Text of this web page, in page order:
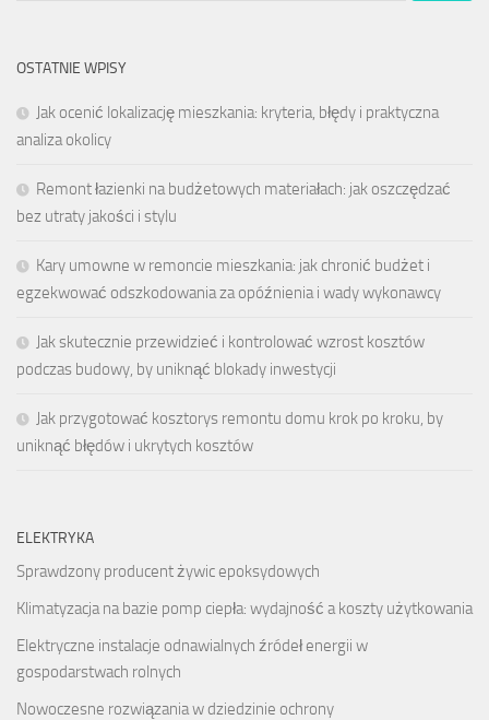
OSTATNIE WPISY
Jak ocenić lokalizację mieszkania: kryteria, błędy i praktyczna
analiza okolicy
Remont łazienki na budżetowych materiałach: jak oszczędzać
bez utraty jakości i stylu
Kary umowne w remoncie mieszkania: jak chronić budżet i
egzekwować odszkodowania za opóźnienia i wady wykonawcy
Jak skutecznie przewidzieć i kontrolować wzrost kosztów
podczas budowy, by uniknąć blokady inwestycji
Jak przygotować kosztorys remontu domu krok po kroku, by
uniknąć błędów i ukrytych kosztów
ELEKTRYKA
Sprawdzony producent żywic epoksydowych
Klimatyzacja na bazie pomp ciepła: wydajność a koszty użytkowania
Elektryczne instalacje odnawialnych źródeł energii w
gospodarstwach rolnych
Nowoczesne rozwiązania w dziedzinie ochrony